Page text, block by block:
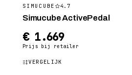
SIMUCUBE 4.7
Simucube ActivePedal
€ 1.669
Prijs bij retailer
VERGELIJK